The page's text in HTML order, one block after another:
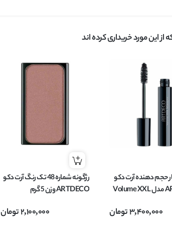
از این مورد خریداری کرده اند
حجم دهنده آرت دکو
ARTDECO مدل Volume XXL
3,400,000تومان
رژگونه شماره 48 تک رنگ آرت دکو
ARTDECO وزن 5 گرم
2,100,000تومان